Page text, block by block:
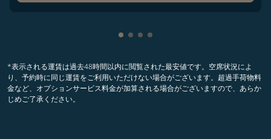
Showing cmp-pagination-
Showing cmp-pagination-
Showing cmp-pagination-
Showing cmp-
*表示される運賃は過去48時間以内に閲覧された最安値です。空席状況によ
り、予約時に同じ運賃をご利用いただけない場合がございます。超過手荷物料
金など、オプションサービス料金が加算される場合がございますので、あらか
じめご了承ください。